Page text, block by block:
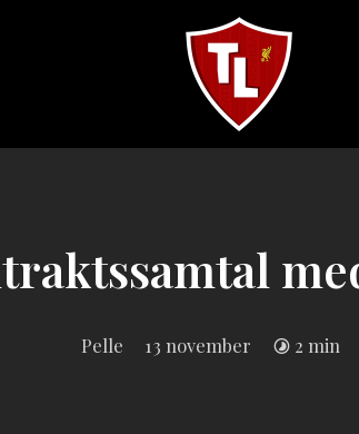
Sveriges
Pelle 13 november 2 min